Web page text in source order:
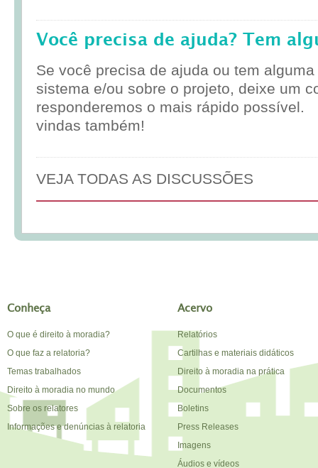
Você precisa de ajuda? Tem
Se você precisa de ajuda ou tem
sistema e/ou sobre o projeto, deixe um
responderemos o mais rápido possível.
vindas também!
VEJA TODAS AS DISCUSSÕES
Conheça
O que é direito à moradia?
O que faz a relatoria?
Temas trabalhados
Direito à moradia no mundo
Sobre os relatores
Informações e denúncias à relatoria
Acervo
Relatórios
Cartilhas e materiais didáticos
Direito à moradia na prática
Documentos
Boletins
Press Releases
Imagens
Áudios e vídeos